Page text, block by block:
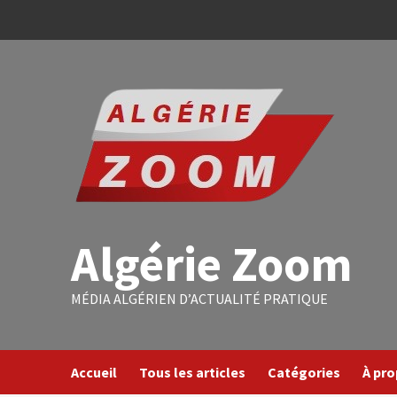
Algérie Zoom
MÉDIA ALGÉRIEN D’ACTUALITÉ PRATIQUE
Accueil Tous les articles Catégories À